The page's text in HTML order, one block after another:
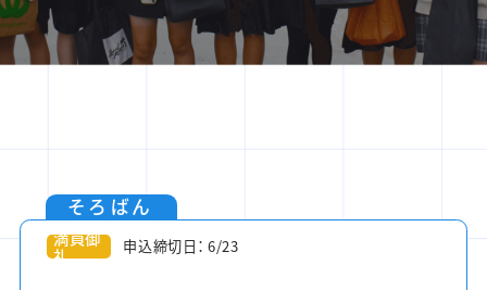
そろばん
満員御
礼
申込締切日： 6/23